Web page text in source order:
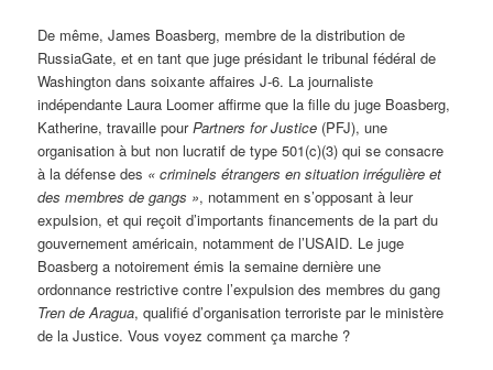
De même, James Boasberg, membre de la distribution de
RussiaGate, et en tant que juge présidant le tribunal fédéral de
Washington dans soixante affaires J-6. La journaliste
indépendante Laura Loomer affirme que la fille du juge Boasberg,
Katherine, travaille pourPartners for Justice (PFJ), une
organisation à but non lucratif de type 501(c)(3) qui se consacre
à la défense des « criminels étrangers en situation irrégulière et
des membres de gangs », notamment en s’opposant à leur
expulsion, et qui reçoit d’importants financements de la part du
gouvernement américain, notamment de l’USAID. Le juge
Boasberg a notoirement émis la semaine dernière une
ordonnance restrictive contre l’expulsion des membres du gang
Tren de Aragua, qualifié d’organisation terroriste par le ministère
de la Justice. Vous voyez comment ça marche ?